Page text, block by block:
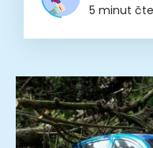
5 minut